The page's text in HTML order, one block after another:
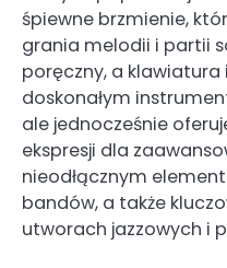
śpiewne brzmienie,
grania melodii i partii
poręczny, a
doskonałym
ale jednocześnie
ekspresji dla
nieodłącznym
bandów, a także
utworach jazzowych i